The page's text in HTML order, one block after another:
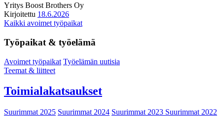
Yritys Boost Brothers Oy
Kirjoitettu 18.6.2026
Kaikki avoimet työpaikat
Työpaikat & työelämä
Avoimet työpaikat Työelämän uutisia
Teemat & liitteet
Toimialakatsaukset
Suurimmat 2025 Suurimmat 2024 Suurimmat 2023 Suurimmat 2022